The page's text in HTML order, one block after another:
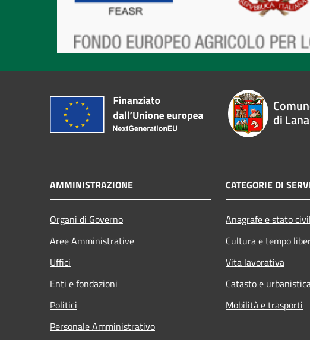
di Lana
AMMINISTRAZIONE
Organi di Governo
Aree Amministrative
Uffici
Enti e fondazioni
Politici
Personale Amministrativo
CATEGORIE DI
Anagrafe e stato
Cultura e tempo
Vita lavorativa
Catasto e
Mobilità e trasporti